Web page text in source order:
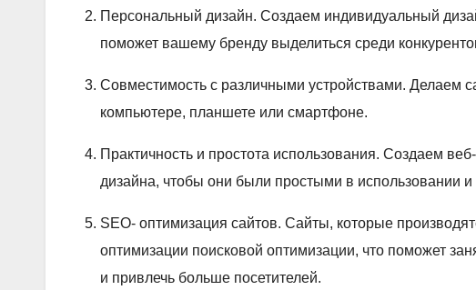
Персональный дизайн. Создаем индивидуальный
поможет вашему бренду выделиться среди
Совместимость с различными устройствами. Делаем
компьютере, планшете или смартфоне.
Практичность и простота использования. Создаем
дизайна, чтобы они были простыми в использовании
SEO- оптимизация сайтов. Сайты, которые
оптимизации поисковой оптимизации, что поможет
и привлечь больше посетителей.